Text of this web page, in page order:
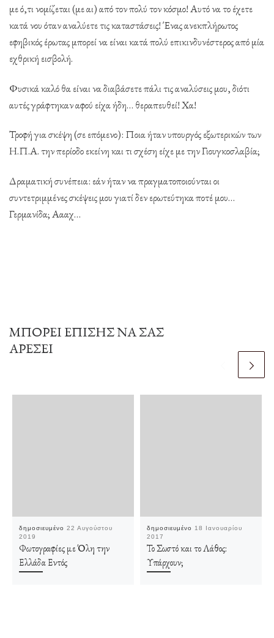
με ό,τι νομίζεται (με αι) από τον πολύ τον κόσμο! Αυτό να το έχετε
κατά νου όταν αναλύετε τις καταστάσεις! Ένας ανεκπλήρωτος
εφηβικός έρωτας μπορεί να είναι κατά πολύ επικινδυνέστερος από μία
εχθρική εισβολή.
Φυσικά καλό θα είναι να διαβάσετε πάλι τις αναλύσεις μου, διότι
αυτές γράφτηκαν αφού είχα ήδη… θεραπευθεί! Χα!
Τροφή για σκέψη (σε επόμενο): Ποια ήταν υπουργός εξωτερικών των
Η.Π.Α. την περίοδο εκείνη και τι σχέση είχε με την Γιουγκοσλαβία;
Δραματική συνέπεια: εάν ήταν να πραγματοποιούνται οι
συντετριμμένες σκέψεις μου γιατί δεν ερωτεύτηκα ποτέ μου…
Γερμανίδα; Αααχ…
ΜΠΟΡΕΊ ΕΠΊΣΗΣ ΝΑ ΣΑΣ
ΑΡΈΣΕΙ
δημοσιευμένο22 Αυγούστου
2019
Φωτογραφίες με Όλη την
Ελλάδα Εντός
δημοσιευμένο 18 Ιανουαρίου
2017
Το Σωστό και το Λάθος:
Υπάρχουν;